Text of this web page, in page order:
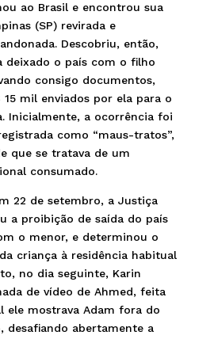
ao Brasil e encontrou sua
(SP) revirada e
Descobriu, então,
deixado o país com o filho
consigo documentos,
15 mil enviados por ela para o
Inicialmente, a ocorrência foi
como “maus-tratos”,
que se tratava de um
consumado.
22 de setembro, a Justiça
a proibição de saída do país
o menor, e determinou o
criança à residência habitual
no dia seguinte, Karin
de vídeo de Ahmed, feita
ele mostrava Adam fora do
abertamente a